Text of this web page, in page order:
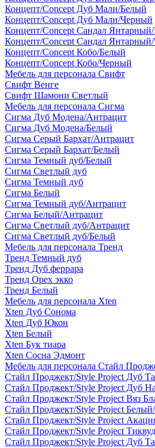
Концепт/Concept Дуб Мали/Белый
Концепт/Concept Дуб Мали/Черный
Концепт/Concept Сандал
Концепт/Concept Сандал
Концепт/Concept Кобо/Белый
Концепт/Concept Кобо/Черный
Мебель для персонала Свифт
Свифт Венге
Свифт Шамони Светлый
Мебель для персонала Сигма
Сигма Дуб Модена/Антрацит
Сигма Дуб Модена/Белый
Сигма Серый Бархат/Антрацит
Сигма Серый Бархат/Белый
Сигма Темный дуб/Белый
Сигма Светлый дуб
Сигма Темный дуб
Сигма Белый
Сигма Темный дуб/Антрацит
Сигма Белый/Антрацит
Сигма Светлый дуб/Антрацит
Сигма Светлый дуб/Белый
Мебель для персонала Тренд
Тренд Темный дуб
Тренд Дуб феррара
Тренд Орех экко
Тренд Белый
Мебель для персонала Xten
Xten Дуб Сонома
Xten Дуб Юкон
Xten Белый
Xten Бук тиара
Xten Сосна Эдмонт
Мебель для персонала Стайл
Стайл Проджект/Style Project Дуб
Стайл Проджект/Style Project Дуб
Стайл Проджект/Style Project Вяз
Стайл Проджект/Style Project
Стайл Проджект/Style Project
Стайл Проджект/Style Project
Стайл Проджект/Style Project Дуб